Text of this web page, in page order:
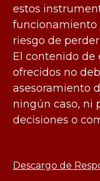
estos
funcionamiento
riesgo de perder
El contenido de
ofrecidos no
asesoramiento
ningún caso, ni
decisiones o
Descargo de